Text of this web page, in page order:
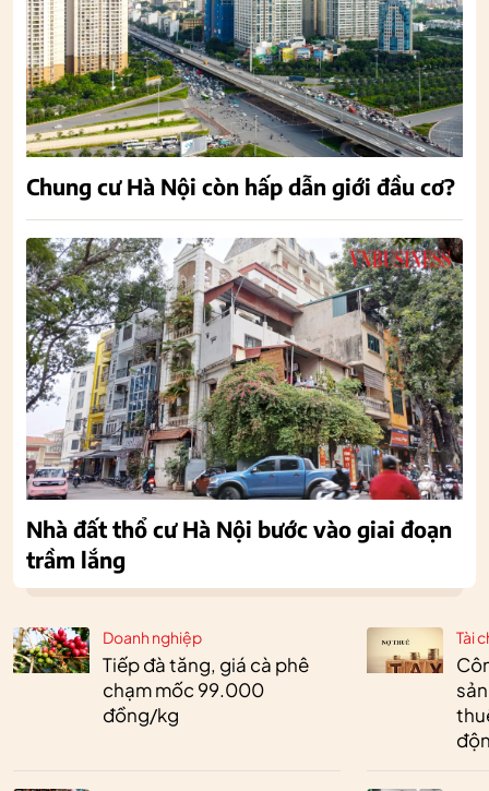
Doanh nghiệp
Tiếp đà tăng, giá cà phê
chạm mốc 99.000
đồng/kg
Tài
Chung cư Hà Nội còn hấp dẫn giới đầu cơ?
Nhà đất thổ cư Hà Nội bước vào giai đoạn
trầm lắng